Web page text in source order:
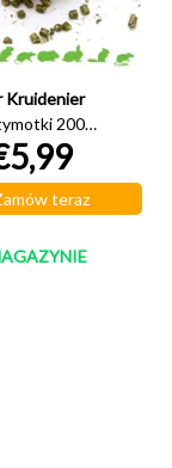
Kruidenier
200
teraz